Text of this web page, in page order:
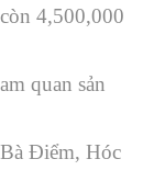
4,500,000
quan sản
Điểm, Hóc